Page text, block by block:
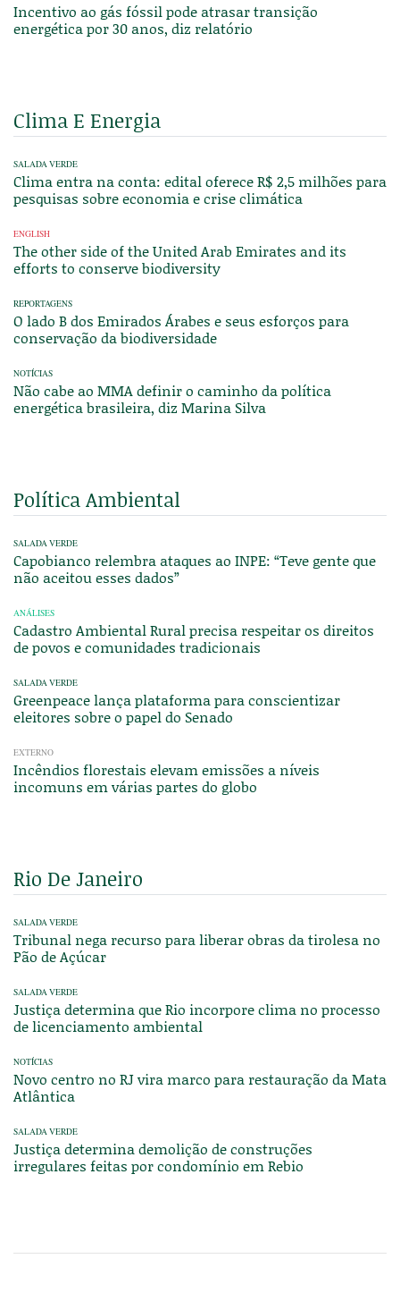
Incentivo ao gás fóssil pode atrasar transição
energética por 30 anos, diz relatório
Clima E Energia
SALADA VERDE
Clima entra na conta: edital oferece R$ 2,5 milhões para
pesquisas sobre economia e crise climática
ENGLISH
The other side of the United Arab Emirates and its
efforts to conserve biodiversity
REPORTAGENS
O lado B dos Emirados Árabes e seus esforços para
conservação da biodiversidade
NOTÍCIAS
Não cabe ao MMA definir o caminho da política
energética brasileira, diz Marina Silva
Política Ambiental
SALADA VERDE
Capobianco relembra ataques ao INPE: “Teve gente que
não aceitou esses dados”
ANÁLISES
Cadastro Ambiental Rural precisa respeitar os direitos
de povos e comunidades tradicionais
SALADA VERDE
Greenpeace lança plataforma para conscientizar
eleitores sobre o papel do Senado
EXTERNO
Incêndios florestais elevam emissões a níveis
incomuns em várias partes do globo
Rio De Janeiro
SALADA VERDE
Tribunal nega recurso para liberar obras da tirolesa no
Pão de Açúcar
SALADA VERDE
Justiça determina que Rio incorpore clima no processo
de licenciamento ambiental
NOTÍCIAS
Novo centro no RJ vira marco para restauração da Mata
Atlântica
SALADA VERDE
Justiça determina demolição de construções
irregulares feitas por condomínio em Rebio